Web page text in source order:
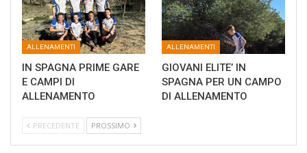
ALLENAMENTI
IN SPAGNA PRIME GARE
E CAMPI DI
ALLENAMENTO
ALLENAMENTI
GIOVANI ELITE’ IN
SPAGNA PER UN CAMPO
DI ALLENAMENTO
PRECEDENTE PROSSIMO